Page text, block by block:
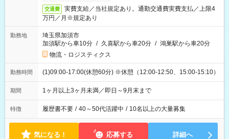
交通費
実費支給／当社規定あり。通勤交通費実費支払／上限4
万円／月※規定あり
勤務地
埼玉県加須市
加須駅から車10分 / 久喜駅から車20分 / 鴻巣駅から車20分
物流・ロジスティクス
勤務時間 (1)09:00-17:00(休憩60分) ※休憩（12:00-12:50、15:00-15:10）
期間 1ヶ月以上3ヶ月未満／即日～9月末まで
特徴 履歴書不要 / 40～50代活躍中 / 10名以上の大量募集
気になる！ 応募する 詳細へ